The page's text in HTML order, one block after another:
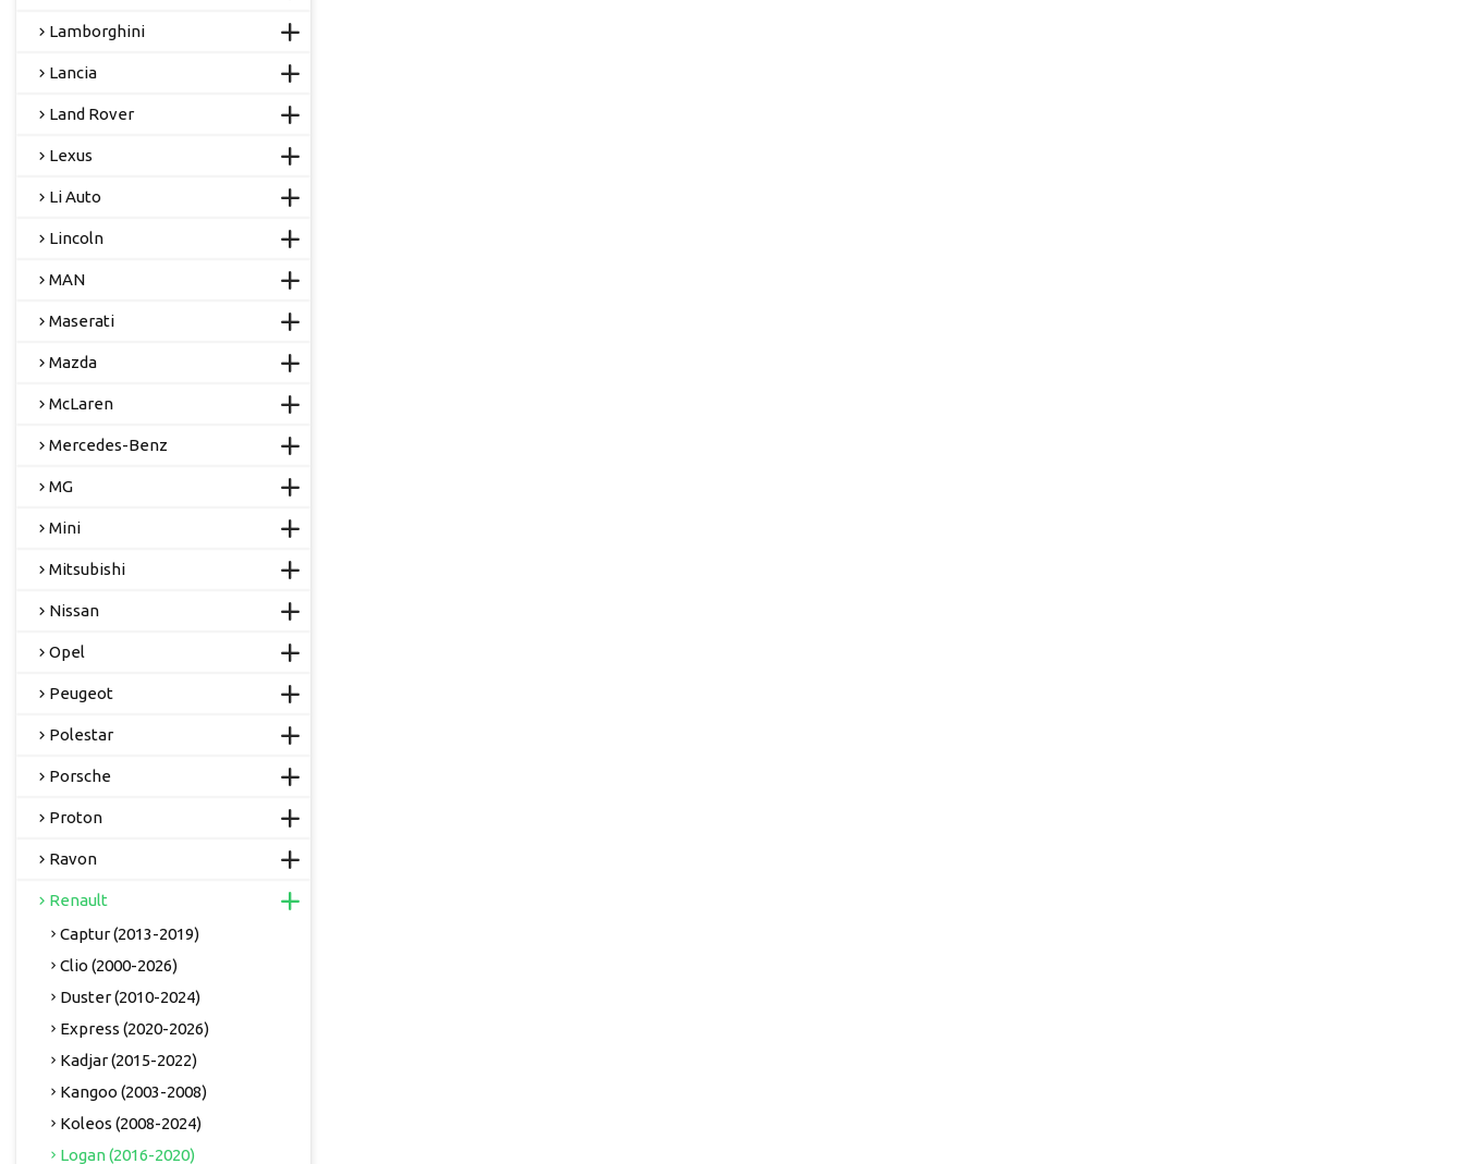
Lamborghini
Lancia
Land Rover
Lexus
Li Auto
Lincoln
MAN
Maserati
Mazda
McLaren
Mercedes-Benz
MG
Mini
Mitsubishi
Nissan
Opel
Peugeot
Polestar
Porsche
Proton
Ravon
Renault
Captur (2013-2019)
Clio (2000-2026)
Duster (2010-2024)
Express (2020-2026)
Kadjar (2015-2022)
Kangoo (2003-2008)
Koleos (2008-2024)
Logan (2016-2020)